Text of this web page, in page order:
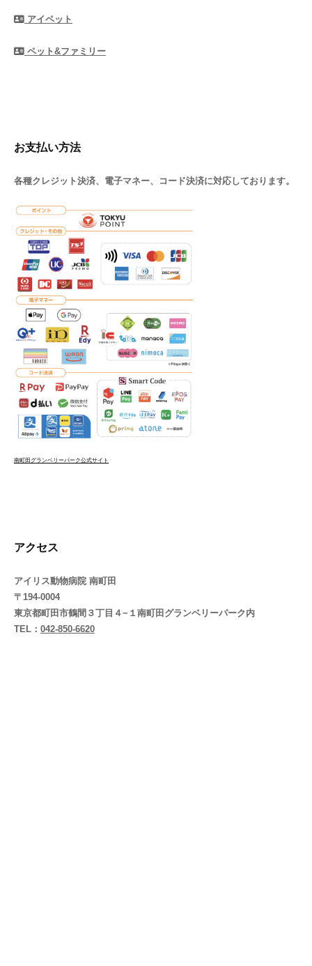
アイペット
ペット&ファミリー
お支払い方法
各種クレジット決済、電子マネー、コード決済に対応しております。
南町田グランベリーパーク公式サイト
アクセス
アイリス動物病院 南町田
〒194-0004
東京都町田市鶴間３丁目４−１南町田グランベリーパーク内
TEL： 042-850-6620